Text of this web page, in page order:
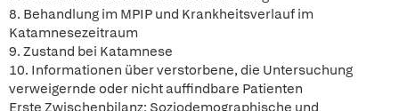
8. Behandlung im MPIP und Krankheitsverlauf im
Katamnesezeitraum
9. Zustand bei Katamnese
10. Informationen über verstorbene, die Untersuchung
verweigernde oder nicht auffindbare Patienten
Erste Zwischenbilanz: Soziodemographische und